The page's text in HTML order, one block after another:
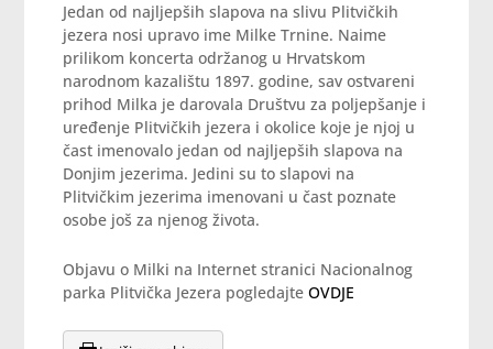
Jedan od najljepših slapova na slivu Plitvičkih
jezera nosi upravo ime Milke Trnine. Naime
prilikom koncerta održanog u Hrvatskom
narodnom kazalištu 1897. godine, sav ostvareni
prihod Milka je darovala Društvu za poljepšanje i
uređenje Plitvičkih jezera i okolice koje je njoj u
čast imenovalo jedan od najljepših slapova na
Donjim jezerima. Jedini su to slapovi na
Plitvičkim jezerima imenovani u čast poznate
osobe još za njenog života.
Objavu o Milki na Internet stranici Nacionalnog
parka Plitvička Jezera pogledajteOVDJE